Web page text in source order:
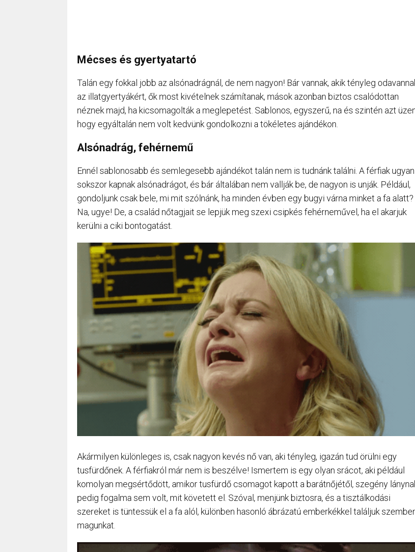
Mécses és gyertyatartó
Talán egy fokkal jobb az alsónadrágnál, de nem nagyon! Bár vannak, akik tényleg
az illatgyertyákért, ők most kivételnek számítanak, mások azonban biztos csalódottan
néznek majd, ha kicsomagolták a meglepetést. Sablonos, egyszerű, na és szintén azt
hogy egyáltalán nem volt kedvünk gondolkozni a tökéletes ajándékon.
Alsónadrág, fehérnemű
Ennél sablonosabb és semlegesebb ajándékot talán nem is tudnánk találni. A férfiak
sokszor kapnak alsónadrágot, és bár általában nem vallják be, de nagyon is unják. Például,
gondoljunk csak bele, mi mit szólnánk, ha minden évben egy bugyi várna minket a fa alatt?
Na, ugye! De, a család nőtagjait se lepjük meg szexi csipkés fehérneművel, ha el akarjuk
kerülni a ciki bontogatást.
Akármilyen különleges is, csak nagyon kevés nő van, aki tényleg, igazán tud örülni egy
tusfürdőnek. A férfiakról már nem is beszélve! Ismertem is egy olyan srácot, aki például
komolyan megsértődött, amikor tusfürdő csomagot kapott a barátnőjétől, szegény
pedig fogalma sem volt, mit követett el. Szóval, menjünk biztosra, és a tisztálkodási
szereket is tüntessük el a fa alól, különben hasonló ábrázatú emberkékkel találjuk
magunkat.